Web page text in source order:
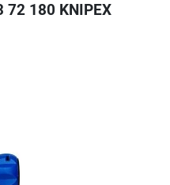
180 KNIPEX